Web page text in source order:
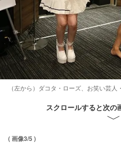
（左から）ダコタ・ローズ、お笑い芸
スクロールすると次の
( 画像3/5 )